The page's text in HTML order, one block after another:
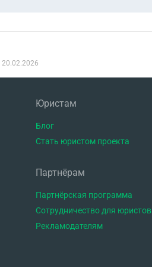
20.02.2026
Юристам
Блог
Стать юристом проекта
Партнёрам
Партнёрская программа
Сотрудничество для юристов
Рекламодателям